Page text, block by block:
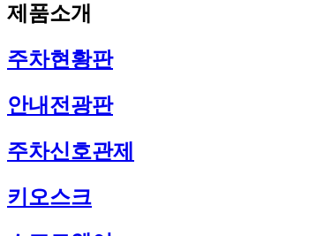
제품소개
주차현황판
안내전광판
주차신호관제
키오스크